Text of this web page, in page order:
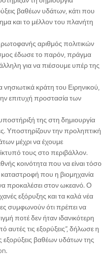
βαθέων υδάτων, κάτι που
και το μέλλον του πλανήτη
αριθμός πολιτικών
έδωσε το παρόν, πράγμα
για να πιέσουμε υπέρ της
κράτη του Ειρηνικού,
επιτυχή προστασία των
της στη δημιουργία
Υποστηρίζουν την προληπτική
μέχρι να έχουμε
τους στο περιβάλλον.
κοινότητα που να είναι τόσο
καταστροφή που η βιομηχανία
προκαλέσει στον ωκεανό. Ο
εξόρυξης και τα καλά νέα
συμφωνούν ότι πρέπει να
ποτέ δεν ήταν ιδανικότερη
τις εξορύξεις”, δήλωσε η
εξορύξεις βαθέων υδάτων της